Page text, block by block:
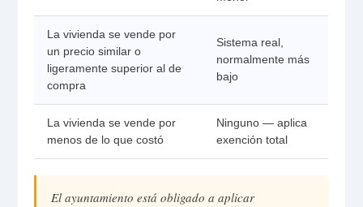
La vivienda se vende por
un precio similar o
ligeramente superior al de
compra
Sistema real,
normalmente más
bajo
La vivienda se vende por
menos de lo que costó
Ninguno — aplica
exención total
El ayuntamiento está obligado a aplicar